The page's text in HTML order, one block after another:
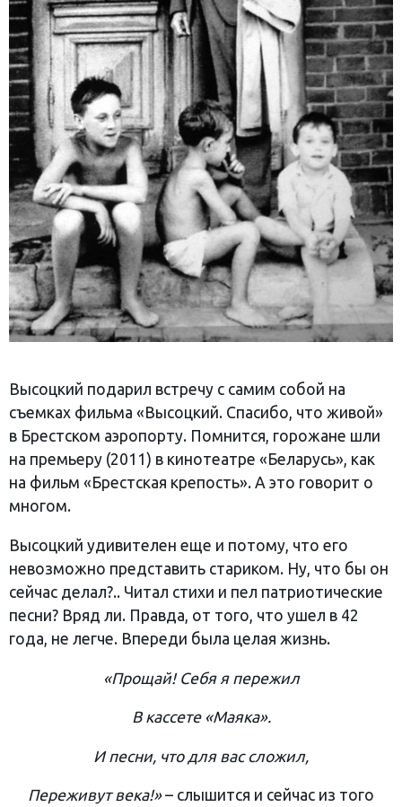
Высоцкий подарил встречу с самим собой на
съемках фильма «Высоцкий. Спасибо, что живой»
в Брестском аэропорту. Помнится, горожане шли
на премьеру (2011) в кинотеатре «Беларусь», как
на фильм «Брестская крепость». А это говорит о
многом.
Высоцкий удивителен еще и потому, что его
невозможно представить стариком. Ну, что бы он
сейчас делал?.. Читал стихи и пел патриотические
песни? Вряд ли. Правда, от того, что ушел в 42
года, не легче. Впереди была целая жизнь.
«Прощай! Себя я пережил
В кассете «Маяка».
И песни, что для вас сложил,
Переживут века!»– слышится и сейчас из того